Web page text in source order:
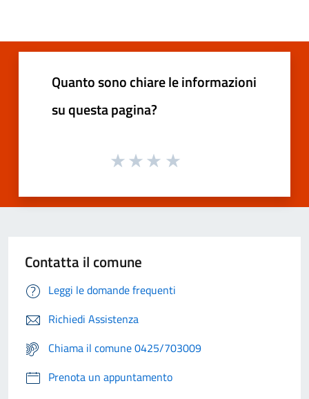
Quanto sono chiare le informazioni
su questa pagina?
Contatta il comune
Leggi le domande frequenti
Richiedi Assistenza
Chiama il comune 0425/703009
Prenota un appuntamento